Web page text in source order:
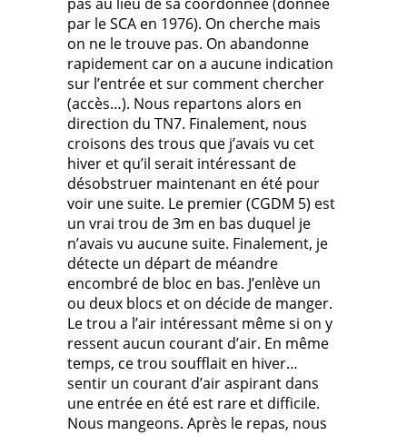
par le SCA en 1976). On cherche mais
on ne le trouve pas. On abandonne
rapidement car on a aucune indication
sur l’entrée et sur comment chercher
(accès…). Nous repartons alors en
direction du TN7. Finalement, nous
croisons des trous que j’avais vu cet
hiver et qu’il serait intéressant de
désobstruer maintenant en été pour
voir une suite. Le premier (CGDM 5) est
un vrai trou de 3m en bas duquel je
n’avais vu aucune suite. Finalement, je
détecte un départ de méandre
encombré de bloc en bas. J’enlève un
ou deux blocs et on décide de manger.
Le trou a l’air intéressant même si on y
ressent aucun courant d’air. En même
temps, ce trou soufflait en hiver…
sentir un courant d’air aspirant dans
une entrée en été est rare et difficile.
Nous mangeons. Après le repas, nous